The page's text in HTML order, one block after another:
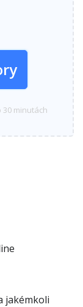
minutách
jakémkoli